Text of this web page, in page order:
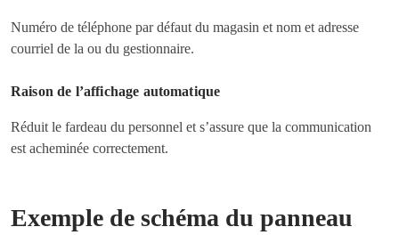
Numéro de téléphone par défaut du magasin et nom et adresse
courriel de la ou du gestionnaire.
Raison de l’affichage automatique
Réduit le fardeau du personnel et s’assure que la communication
est acheminée correctement.
Exemple de schéma du panneau